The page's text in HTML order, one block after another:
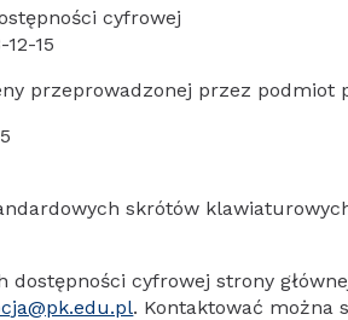
cyfrowej
12-15
przeprowadzonej przez podmiot
skrótów
cyfrowej strony
. Kontaktować